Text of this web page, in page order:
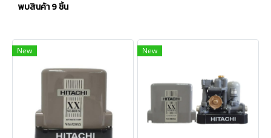
พบสินค้า 9 ชิ้น
New New